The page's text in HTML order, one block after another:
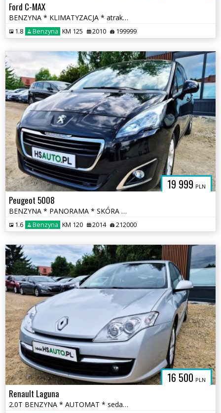
Ford C-MAX
BENZYNA * KLIMATYZACJA * atrakcyjny wygląd * SUPER * okazja * polecamy
1.8 Benzyna KM 125 2010 199999
19 999 PLN
Peugeot 5008
BENZYNA * PANORAMA * SKÓRA * lift * nawigacja * super * okazja
1.6 Benzyna KM 120 2014 212000
16 500 PLN
Renault Laguna
2.0T BENZYNA * AUTOMAT * sedan * super * okazja * POLECAMY